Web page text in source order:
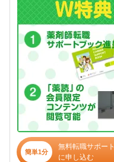
簡単1分
無料転職サポート
に申し込む